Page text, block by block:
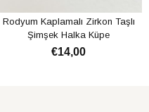
Rodyum Kaplamalı Zirkon Taşlı
Şimşek Halka Küpe
€14,00